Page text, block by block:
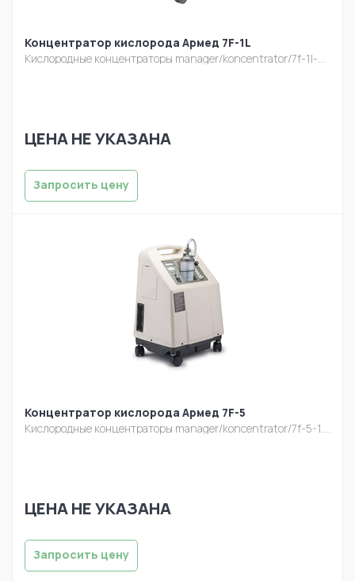
Концентратор кислорода Армед 7F-1L
Кислородные концентраторы manager/koncentrator/7f-1l-belyj-10.jpg
ЦЕНА НЕ УКАЗАНА
Запросить цену
Концентратор кислорода Армед 7F-5
Кислородные концентраторы manager/koncentrator/7f-5-1.jpg
ЦЕНА НЕ УКАЗАНА
Запросить цену